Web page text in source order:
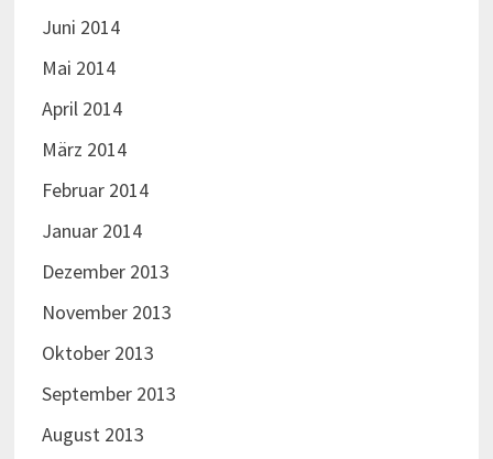
Juni 2014
Mai 2014
April 2014
März 2014
Februar 2014
Januar 2014
Dezember 2013
November 2013
Oktober 2013
September 2013
August 2013